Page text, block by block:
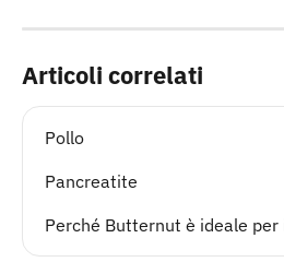
Articoli correlati
Pollo
Pancreatite
Perché Butternut è ideale per